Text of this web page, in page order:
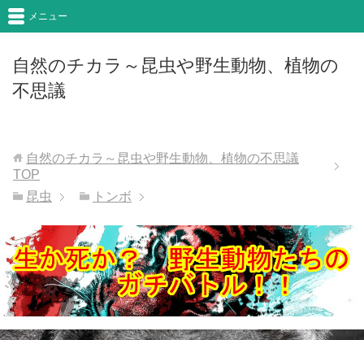
自然のチカラ～昆虫や野生動物、植物の
不思議
メニュー
自然のチカラ～昆虫や野生動物、植物の不思議
TOP
昆虫
トンボ